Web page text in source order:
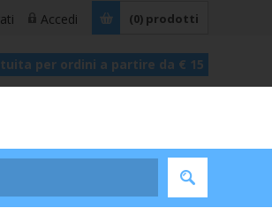
(0) prodotti
Accedi
per ordini a partire da € 15